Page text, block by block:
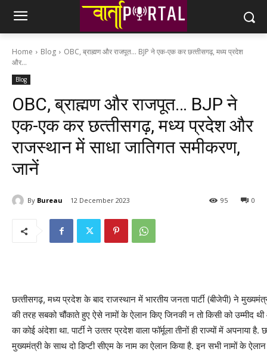
Home Blog
OBC, ब्राह्मण और राजपूत... BJP ने एक-एक कर छत्‍तीसगढ़, मध्‍य प्रदेश
और...
Blog
OBC, ब्राह्मण और राजपूत… BJP ने
एक-एक कर छत्‍तीसगढ़, मध्‍य प्रदेश और
राजस्‍थान में साधा जात‍िगत समीकरण,
जानें
By Bureau 12 December 2023 0
95
छत्‍तीसगढ़, मध्‍य प्रदेश के बाद राजस्‍थान में भारतीय जनता पार्टी (बीजेपी) ने
की तरह सबको चौंकाते हुए ऐसे नामों के ऐलान क‍िए ज‍िनकी न तो क‍िसी को उम्‍मीद
का कोई अंदेशा था. पार्टी ने उत्‍तर प्रदेश वाला फॉर्मूला तीनों ही राज्‍यों में
मुख्‍यमंत्री के साथ दो ड‍िप्‍टी सीएम के नाम का ऐलान क‍िया है. इन सभी नामों के